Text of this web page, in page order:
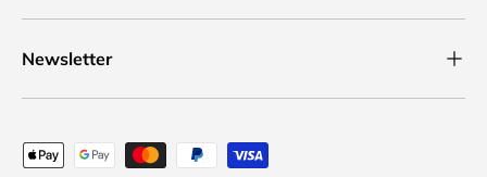
Newsletter
Zahlungsmethoden